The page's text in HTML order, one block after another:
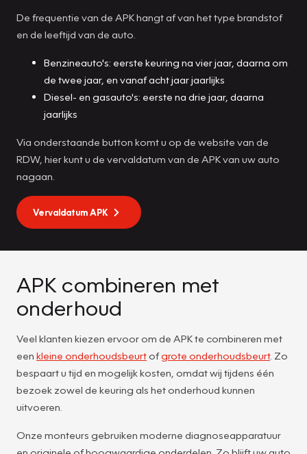
De frequentie van de APK hangt af van het type brandstof
en de leeftijd van de auto.
Benzineauto's: eerste keuring na vier jaar, daarna om
de twee jaar, en vanaf acht jaar jaarlijks
Diesel- en gasauto's: eerste na drie jaar, daarna
jaarlijks
Via onderstaande button komt u op de website van de
RDW, hier kunt u de vervaldatum van de APK van uw auto
nagaan.
Vervaldatum APK
APK combineren met
onderhoud
Veel klanten kiezen ervoor om de APK te combineren met
een kleine onderhoudsbeurtofgrote onderhoudsbeurt. Zo
bespaart u tijd en mogelijk kosten, omdat wij tijdens één
bezoek zowel de keuring als het onderhoud kunnen
uitvoeren.
Onze monteurs gebruiken moderne diagnoseapparatuur